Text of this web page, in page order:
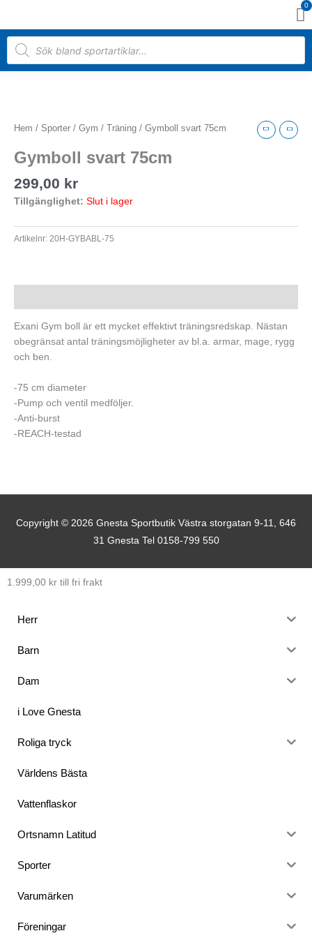
innehåll
0
Products
search
Hem / Sporter / Gym / Träning / Gymboll svart 75cm
Gymboll svart 75cm
299,00 kr
Tillgänglighet: Slut i lager
Artikelnr: 20H-GYBABL-75
Exani Gym boll är ett mycket effektivt träningsredskap. Nästan
obegränsat antal träningsmöjligheter av bl.a. armar, mage, rygg
och ben.
-75 cm diameter
-Pump och ventil medföljer.
-Anti-burst
-REACH-testad
Copyright © 2026 Gnesta Sportbutik Västra storgatan 9-11, 646
31 Gnesta Tel 0158-799 550
1.999,00 kr till fri frakt
Herr
Barn
Dam
i Love Gnesta
Roliga tryck
Världens Bästa
Vattenflaskor
Ortsnamn Latitud
Sporter
Varumärken
Föreningar